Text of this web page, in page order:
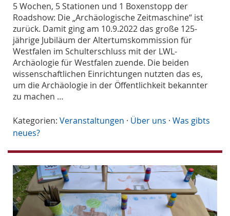
5 Wochen, 5 Stationen und 1 Boxenstopp der
Roadshow: Die „Archäologische Zeitmaschine“ ist
zurück. Damit ging am 10.9.2022 das große 125-
jährige Jubiläum der Altertumskommission für
Westfalen im Schulterschluss mit der LWL-
Archäologie für Westfalen zuende. Die beiden
wissenschaftlichen Einrichtungen nutzten das es,
um die Archäologie in der Öffentlichkeit bekannter
zu machen …
Kategorien: Veranstaltungen · Über uns · Was gibts
neues?